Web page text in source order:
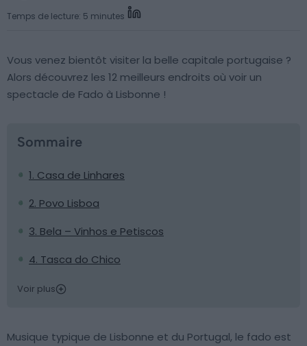
Temps de lecture: 5 minutes
Vous venez bientôt visiter la belle capitale portugaise ?
Alors découvrez les 12 meilleurs endroits où voir un
spectacle de Fado à Lisbonne !
Sommaire
1. Casa de Linhares
2. Povo Lisboa
3. Bela – Vinhos e Petiscos
4. Tasca do Chico
Voir plus
Musique typique de Lisbonne et du Portugal, le fado est